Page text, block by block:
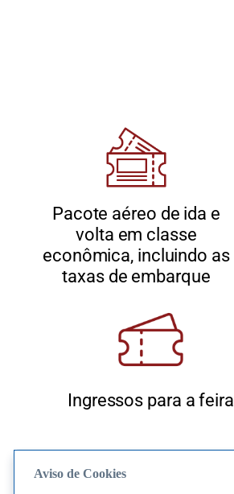
Pacote aéreo de ida e
volta em classe
econômica, incluindo as
taxas de embarque
Ingressos para a feira
Aviso de Cookies